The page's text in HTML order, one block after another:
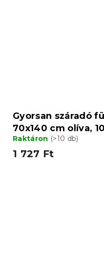
Gyorsan száradó
70x140 cm olíva,
Raktáron (>10 db)
1 727 Ft